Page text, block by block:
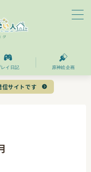
レイ日記 原神絵企画
信サイトです